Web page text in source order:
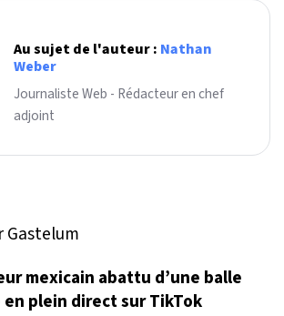
Au sujet de l'auteur : Nathan
Weber
Journaliste Web - Rédacteur en chef
adjoint
mexicain abattu d’une balle
plein direct sur TikTok